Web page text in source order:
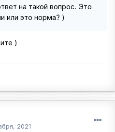
на такой вопрос. Это
или это норма? )
)
2021